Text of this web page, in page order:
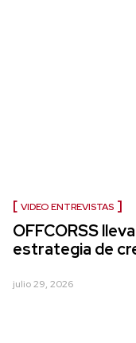
VIDEO ENTREVISTAS
OFFCORSS
estrategia de
julio 29, 2026